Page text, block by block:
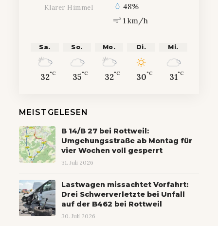
Klarer Himmel
48%
1 km/h
Sa.
32°C
So.
35°C
Mo.
32°C
Di.
30°C
Mi.
31°C
MEISTGELESEN
B 14/B 27 bei Rottweil:
Umgehungsstraße ab Montag für
vier Wochen voll gesperrt
31. Juli 2026
Lastwagen missachtet Vorfahrt:
Drei Schwerverletzte bei Unfall
auf der B462 bei Rottweil
30. Juli 2026